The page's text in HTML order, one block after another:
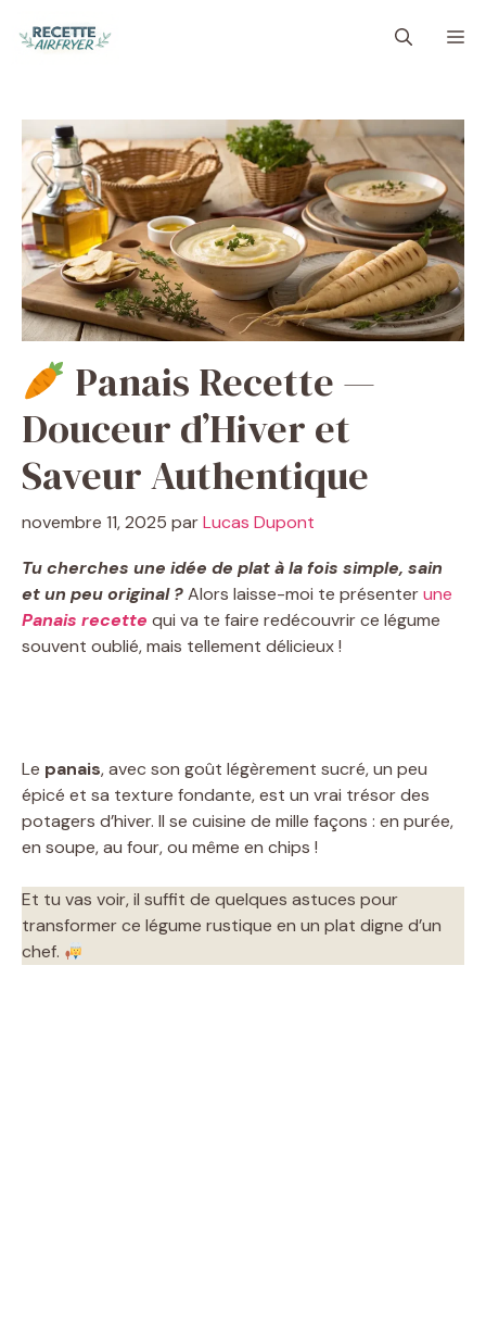
Panais Recette —
Douceur d’Hiver et
Saveur Authentique
novembre 11, 2025 parLucas Dupont
Tu cherches une idée de plat à la fois simple, sain
et un peu original ?Alors laisse-moi te présenterune
Panais recette qui va te faire redécouvrir ce légume
souvent oublié, mais tellement délicieux !
Le panais, avec son goût légèrement sucré, un peu
épicé et sa texture fondante, est un vrai trésor des
potagers d’hiver. Il se cuisine de mille façons : en purée,
en soupe, au four, ou même en chips !
Et tu vas voir, il suffit de quelques astuces pour
transformer ce légume rustique en un plat digne d’un
chef.